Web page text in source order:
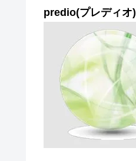
predio(プレディオ)